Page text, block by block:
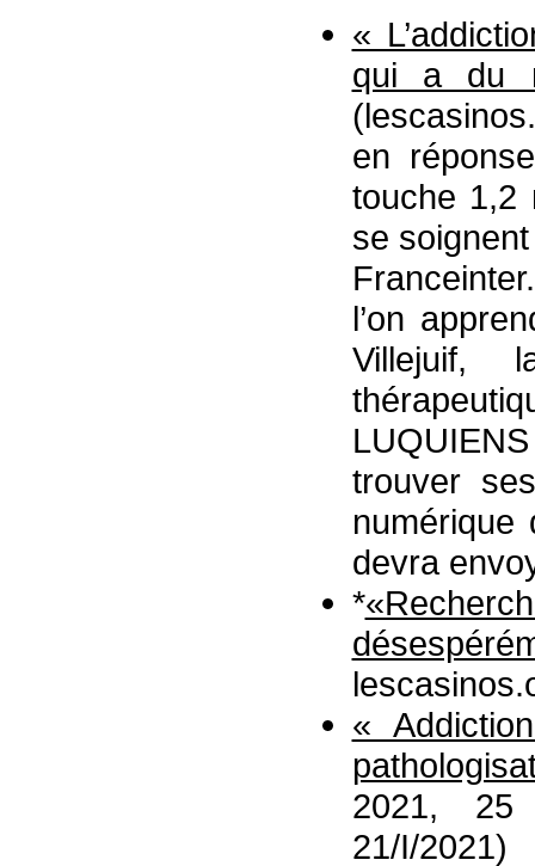
«
qui a du
en
touche 1,2
se
l’on
Villejuif,
trouver
devra
*
«
2021, 25
21/I/2021)